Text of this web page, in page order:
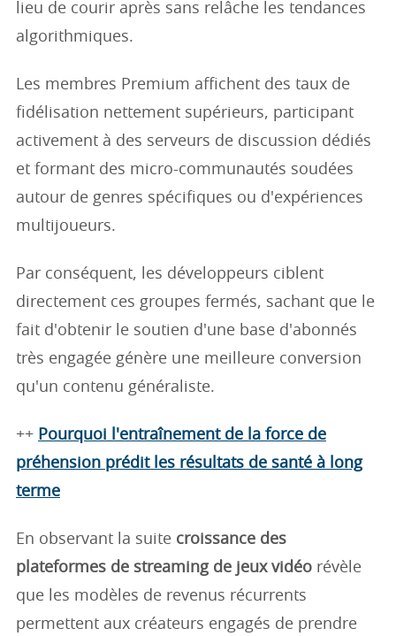
lieu de courir après sans relâche les tendances
algorithmiques.
Les membres Premium affichent des taux de
fidélisation nettement supérieurs, participant
activement à des serveurs de discussion dédiés
et formant des micro-communautés soudées
autour de genres spécifiques ou d'expériences
multijoueurs.
Par conséquent, les développeurs ciblent
directement ces groupes fermés, sachant que le
fait d'obtenir le soutien d'une base d'abonnés
très engagée génère une meilleure conversion
qu'un contenu généraliste.
++ Pourquoi l'entraînement de la force de
préhension prédit les résultats de santé à long
terme
En observant la suite croissance des
plateformes de streaming de jeux vidéo révèle
que les modèles de revenus récurrents
permettent aux créateurs engagés de prendre